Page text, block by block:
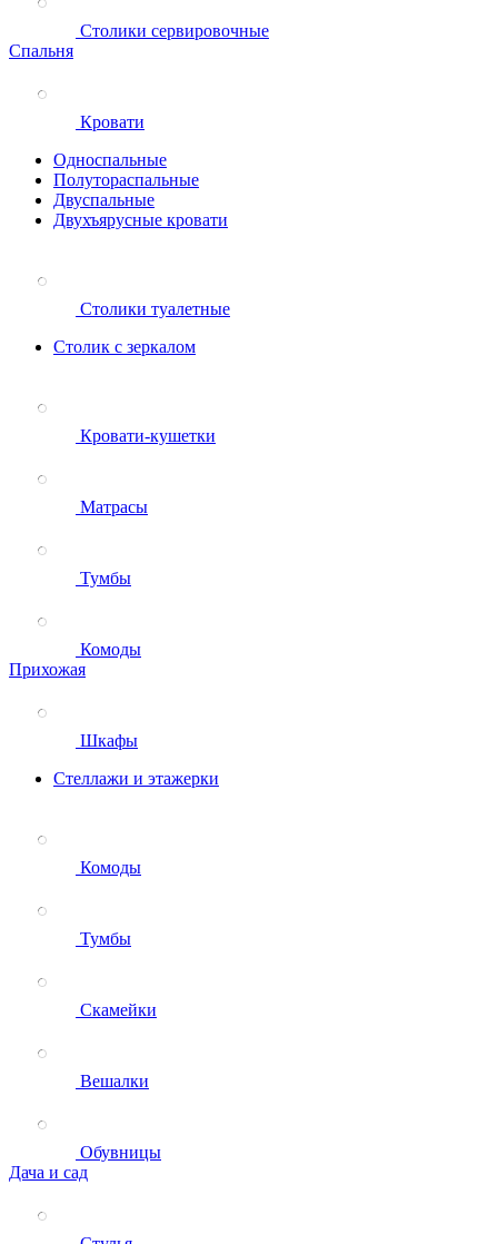
Столики сервировочные
Спальня
Кровати
Односпальные
Полутораспальные
Двуспальные
Двухъярусные кровати
Столики туалетные
Столик с зеркалом
Кровати-кушетки
Матрасы
Тумбы
Комоды
Прихожая
Шкафы
Стеллажи и этажерки
Комоды
Тумбы
Скамейки
Вешалки
Обувницы
Дача и сад